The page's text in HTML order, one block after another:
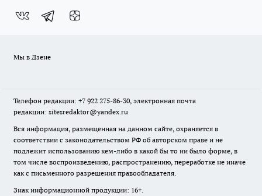
Мы в Дзене
Телефон редакции: +7 922 275-86-30, электронная почта
редакции: sitesredaktor@yandex.ru
Вся информация, размещенная на данном сайте, охраняется в
соответствии с законодательством РФ об авторском праве и не
подлежит использованию кем-либо в какой бы то ни было форме, в
том числе воспроизведению, распространению, переработке не иначе
как с письменного разрешения правообладателя.
Знак информационной продукции: 16+.